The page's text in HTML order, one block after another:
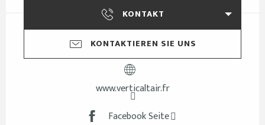
KONTAKT
KONTAKTIEREN SIE UNS
www.verticaltair.fr
Facebook Seite